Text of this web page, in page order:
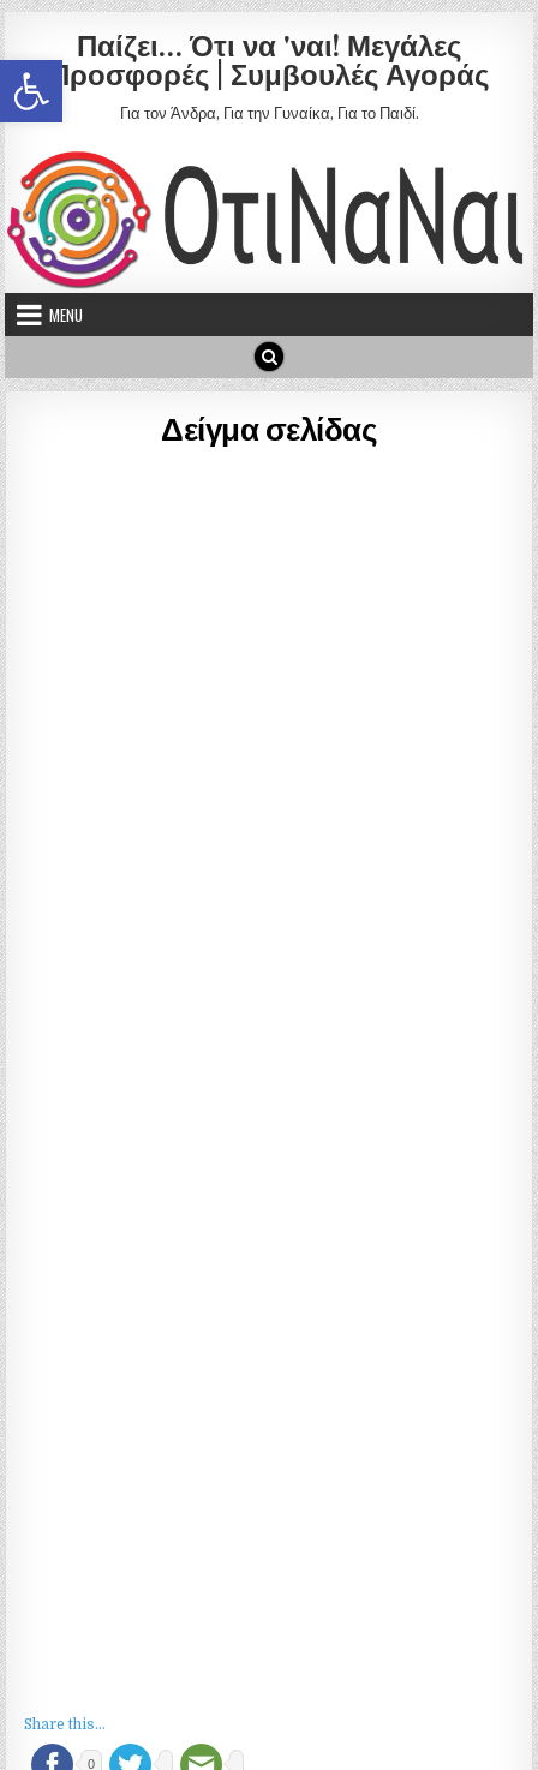
Ανοίξτε τη γραμμή εργαλείων
Skip to content
Παίζει… Ότι να 'ναι! Μεγάλες
Προσφορές | Συμβουλές Αγοράς
Για τον Άνδρα, Για την Γυναίκα, Για το Παιδί.
MENU
Δείγμα σελίδας
Share this...
0